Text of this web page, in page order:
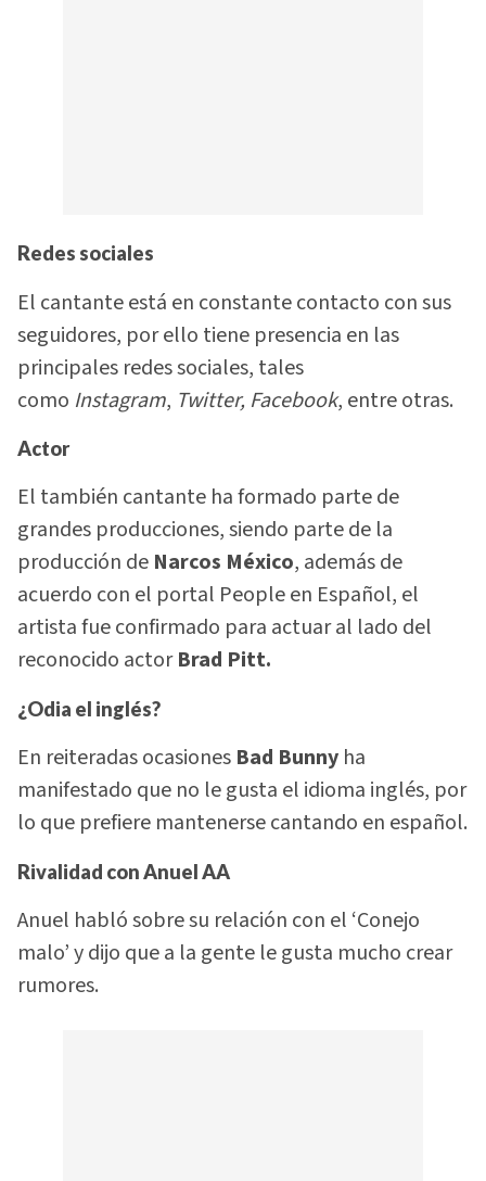
Redes sociales
El cantante está en constante contacto con sus
seguidores, por ello tiene presencia en las
principales redes sociales, tales
como Instagram, Twitter, Facebook, entre otras.
Actor
El también cantante ha formado parte de
grandes producciones, siendo parte de la
producción de Narcos México, además de
acuerdo con el portal People en Español, el
artista fue confirmado para actuar al lado del
reconocido actorBrad Pitt.
¿Odia el inglés?
En reiteradas ocasiones Bad Bunny ha
manifestado que no le gusta el idioma inglés, por
lo que prefiere mantenerse cantando en español.
Rivalidad con Anuel AA
Anuel habló sobre su relación con el ‘Conejo
malo’ y dijo que a la gente le gusta mucho crear
rumores.